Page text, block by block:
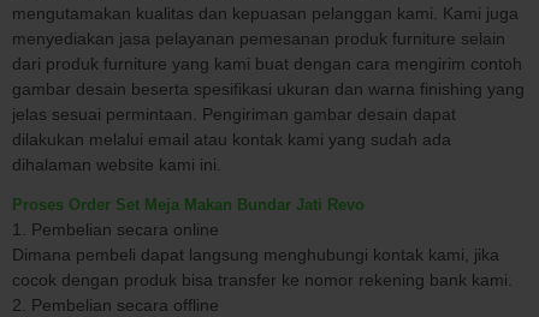
mengutamakan kualitas dan kepuasan pelanggan kami. Kami juga
menyediakan jasa pelayanan pemesanan produk furniture selain
dari produk furniture yang kami buat dengan cara mengirim contoh
gambar desain beserta spesifikasi ukuran dan warna finishing yang
jelas sesuai permintaan. Pengiriman gambar desain dapat
dilakukan melalui email atau kontak kami yang sudah ada
dihalaman website kami ini.
Proses Order Set Meja Makan Bundar Jati Revo
1. Pembelian secara online
Dimana pembeli dapat langsung menghubungi kontak kami, jika
cocok dengan produk bisa transfer ke nomor rekening bank kami.
2. Pembelian secara offline